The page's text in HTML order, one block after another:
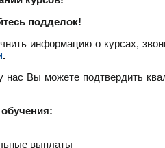
подделок!
информацию о курсах,
.
Вы можете подтвердить
выплаты